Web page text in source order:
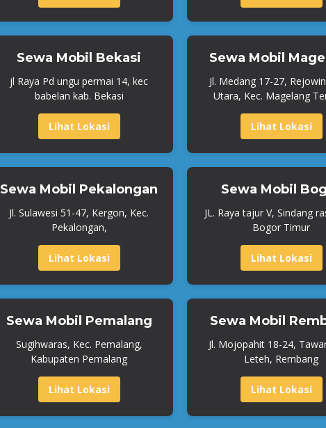
Sewa Mobil Bekasi
jl Raya Pd ungu permai 14, kec
babelan kab. Bekasi
Lihat Lokasi
Sewa Mobil
Jl. Medang 17-27,
Utara, Kec. Magelang
Lihat Lokasi
Sewa Mobil Pekalongan
Jl. Sulawesi 51-47, Kergon, Kec.
Pekalongan,
Lihat Lokasi
Sewa Mobil
JL. Raya tajur V, Sindang
Bogor Timur
Lihat Lokasi
Sewa Mobil Pemalang
Sugihwaras, Kec. Pemalang,
Kabupaten Pemalang
Lihat Lokasi
Sewa Mobil
Jl. Mojopahit 18-24,
Leteh, Rembang
Lihat Lokasi